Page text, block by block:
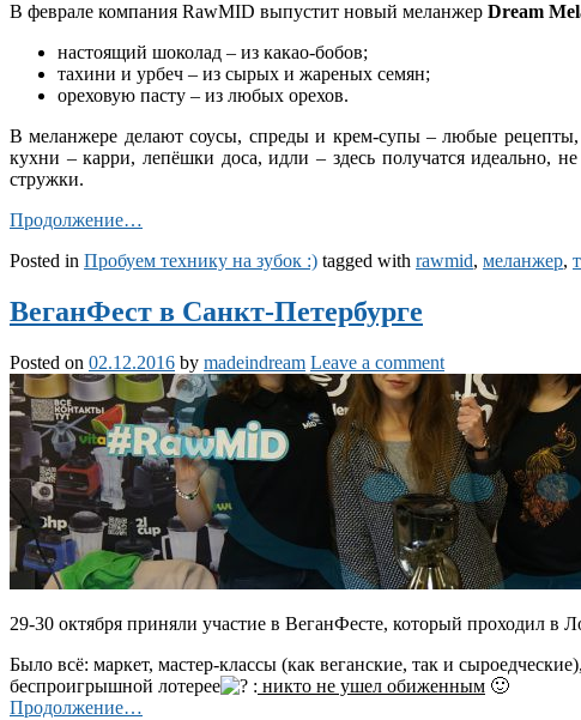
В феврале компания RawMID выпустит новый меланжер Dream
настоящий шоколад – из какао-бобов;
тахини и урбеч – из сырых и жареных семян;
ореховую пасту – из любых орехов.
В меланжере делают соусы, спреды и крем-супы – любые
кухни – карри, лепёшки доса, идли – здесь получатся идеально,
стружки.
Продолжение…
Posted in Пробуем технику на зубок :) tagged with rawmid, меланжер,
ВеганФест в Санкт-Петербурге
Posted on 02.12.2016 by madeindream Leave a comment
29-30 октября приняли участие в ВеганФесте, который проходил в
Было всё: маркет, мастер-классы (как веганские, так и
беспроигрышной лотерее
: никто не ушел обиженным 🙂
Продолжение…